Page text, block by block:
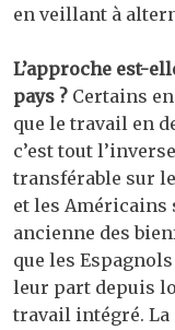
en veillant à
L’approche est-
pays ? Certains
que le travail en
c’est tout
transférable sur
et les
ancienne des
que les
leur part depuis
travail intégré.